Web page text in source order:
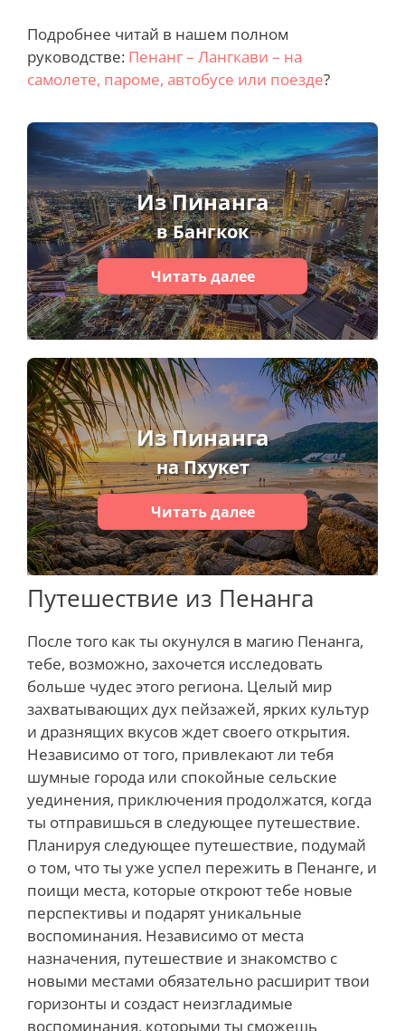
Подробнее читай в нашем полном
руководстве: Пенанг – Лангкави – на
самолете, пароме, автобусе или поезде?
Из Пинанга
в Бангкок
Читать далее
Из Пинанга
на Пхукет
Читать далее
Путешествие из Пенанга
После того как ты окунулся в магию Пенанга,
тебе, возможно, захочется исследовать
больше чудес этого региона. Целый мир
захватывающих дух пейзажей, ярких культур
и дразнящих вкусов ждет своего открытия.
Независимо от того, привлекают ли тебя
шумные города или спокойные сельские
уединения, приключения продолжатся, когда
ты отправишься в следующее путешествие.
Планируя следующее путешествие, подумай
о том, что ты уже успел пережить в Пенанге, и
поищи места, которые откроют тебе новые
перспективы и подарят уникальные
воспоминания. Независимо от места
назначения, путешествие и знакомство с
новыми местами обязательно расширит твои
горизонты и создаст неизгладимые
воспоминания, которыми ты сможешь